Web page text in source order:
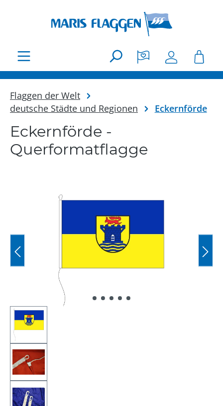
Flaggen der Welt
deutsche Städte und Regionen
Eckernförde
Eckernförde -
Querformatflagge
Bildergalerie überspringen